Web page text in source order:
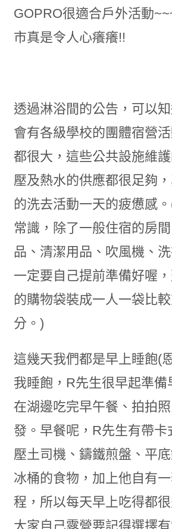
GOPRO很適合戶外活動
市真是令人心癢癢!!
透過淋浴間的公告，可以
會有各級學校的團體宿營
都很大，這些公共設施維
壓及熱水的供應都很足夠
的洗去活動一天的疲憊感
常識，除了一般住宿的房
品、清潔用品、吹風機、
一定要自己提前準備好喔
的購物袋裝成一人一袋比
分。)
這幾天我們都是早上睡飽(
我睡飽，R先生很早起準備
在湖邊吃完早午餐、拍拍
發。早餐呢，R先生有帶卡
壓土司機、鑄鐵煎盤、平
冰桶的食物，加上他自有
程，所以每天早上吃得都
大家自己露營要記得選擇